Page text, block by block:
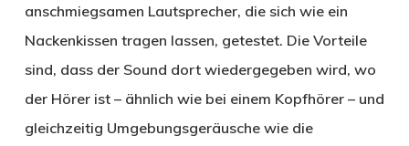
anschmiegsamen Lautsprecher, die sich wie ein
Nackenkissen tragen lassen, getestet. Die Vorteile
sind, dass der Sound dort wiedergegeben wird, wo
der Hörer ist – ähnlich wie bei einem Kopfhörer – und
gleichzeitig Umgebungsgeräusche wie die